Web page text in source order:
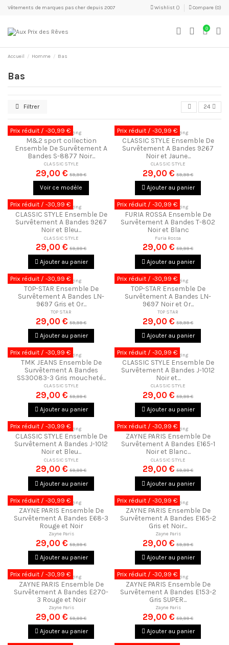
Vêtements de marques pas cher depuis 2007 Wishlist () Compare (0)
0
Accueil Homme Bas
Bas
Filtrer 24
Prix réduit / -30,99 €
Ensemble Jogging
M&2 sport collection
Ensemble De Survêtement A
Bandes S-8877 Noir...
CLASSIC STYLE
29,00 € 59,99 €
Voir ce modèle
Prix réduit / -30,99 €
Ensemble Jogging
CLASSIC STYLE Ensemble De
Survêtement A Bandes 9267
Noir et Jaune...
CLASSIC STYLE
29,00 € 59,99 €
Ajouter au panier
Prix réduit / -30,99 €
Ensemble Jogging
CLASSIC STYLE Ensemble De
Survêtement A Bandes 9267
Noir et Bleu...
CLASSIC STYLE
29,00 € 59,99 €
Ajouter au panier
Prix réduit / -30,99 €
Ensemble Jogging
FURIA ROSSA Ensemble De
Survêtement A Bandes T-802
Noir et Blanc
Furia Rossa
29,00 € 59,99 €
Ajouter au panier
Prix réduit / -30,99 €
Ensemble Jogging
TOP-STAR Ensemble De
Survêtement A Bandes LN-
9697 Gris et Or...
TOP STAR
29,00 € 59,99 €
Ajouter au panier
Prix réduit / -30,99 €
Ensemble Jogging
TOP-STAR Ensemble De
Survêtement A Bandes LN-
9697 Noir et Or...
TOP STAR
29,00 € 59,99 €
Ajouter au panier
Prix réduit / -30,99 €
Ensemble Jogging
TMK JEANS Ensemble De
Survêtement A Bandes
SS30083-3 Gris moucheté...
CLASSIC STYLE
29,00 € 59,99 €
Ajouter au panier
Prix réduit / -30,99 €
Ensemble Jogging
CLASSIC STYLE Ensemble De
Survêtement A Bandes J-1012
Noir et...
CLASSIC STYLE
29,00 € 59,99 €
Ajouter au panier
Prix réduit / -30,99 €
Ensemble Jogging
CLASSIC STYLE Ensemble De
Survêtement A Bandes J-1012
Noir et Bleu...
CLASSIC STYLE
29,00 € 59,99 €
Ajouter au panier
Prix réduit / -30,99 €
Ensemble Jogging
ZAYNE PARIS Ensemble De
Survêtement A Bandes E165-1
Noir et Blanc...
CLASSIC STYLE
29,00 € 59,99 €
Ajouter au panier
Prix réduit / -30,99 €
Ensemble Jogging
ZAYNE PARIS Ensemble De
Survêtement A Bandes E68-3
Rouge et Noir
Zayne Paris
29,00 € 59,99 €
Ajouter au panier
Prix réduit / -30,99 €
Ensemble Jogging
ZAYNE PARIS Ensemble De
Survêtement A Bandes E165-2
Gris et Noir...
Zayne Paris
29,00 € 59,99 €
Ajouter au panier
Prix réduit / -30,99 €
Ensemble Jogging
ZAYNE PARIS Ensemble De
Survêtement A Bandes E270-
3 Rouge et Noir
Zayne Paris
29,00 € 59,99 €
Ajouter au panier
Prix réduit / -30,99 €
Ensemble Jogging
ZAYNE PARIS Ensemble De
Survêtement A Bandes E153-2
Gris SUPER...
Zayne Paris
29,00 € 59,99 €
Ajouter au panier